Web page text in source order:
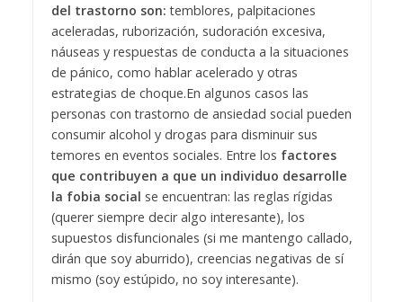
del trastorno son: temblores, palpitaciones
aceleradas, ruborización, sudoración excesiva,
náuseas y respuestas de conducta a la situaciones
de pánico, como hablar acelerado y otras
estrategias de choque.En algunos casos las
personas con trastorno de ansiedad social pueden
consumir alcohol y drogas para disminuir sus
temores en eventos sociales. Entre los factores
que contribuyen a que un individuo desarrolle
la fobia social se encuentran: las reglas rígidas
(querer siempre decir algo interesante), los
supuestos disfuncionales (si me mantengo callado,
dirán que soy aburrido), creencias negativas de sí
mismo (soy estúpido, no soy interesante).